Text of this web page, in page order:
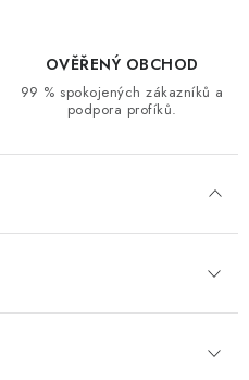
OVĚŘENÝ OBCHOD
99 % spokojených zákazníků a
podpora profíků.